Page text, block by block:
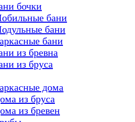
бочки
бани
бани
бани
из бревна
из бруса
дома
из бруса
из бревен